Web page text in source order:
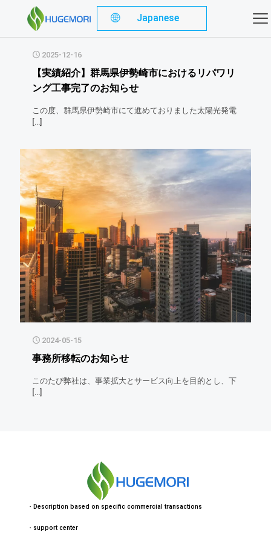
Japanese
2025-12-16
【実績紹介】群馬県伊勢崎市におけるリパワリ
ング工事完了のお知らせ
この度、群馬県伊勢崎市にて進めておりました太陽光発電
[…]
2024-05-15
事務所移転のお知らせ
このたび弊社は、事業拡大とサービス向上を目的とし、下
[…]
・ Description based on specific commercial transactions
・ support center